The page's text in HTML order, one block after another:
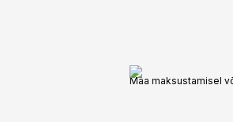
Maa maksustamisel